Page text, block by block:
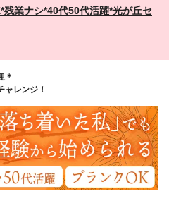
業ナシ*40代50代活躍*光が丘セ
＊
ャレンジ！